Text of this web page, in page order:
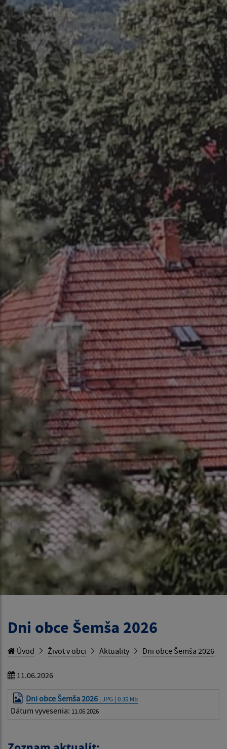
Dni obce Šemša 2026
Úvod Život v obci Aktuality Dni obce Šemša 2026
11.06.2026
Dni obce Šemša 2026 | JPG | 0.35 Mb
Dátum vyvesenia: 11.06.2026